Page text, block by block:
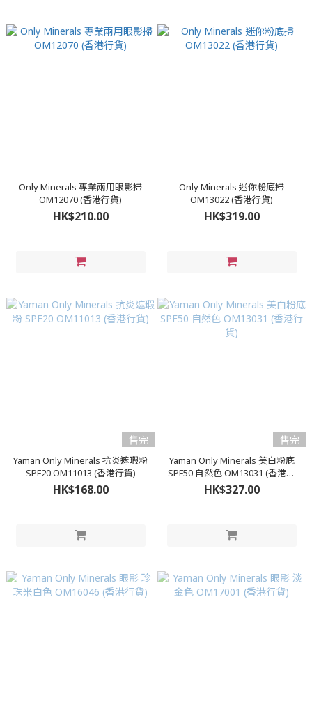
Only Minerals 專業兩用眼影掃
OM12070 (香港行貨)
HK$210.00
Only Minerals 迷你粉底掃
OM13022 (香港行貨)
HK$319.00
售完
Yaman Only Minerals 抗炎遮瑕粉
SPF20 OM11013 (香港行貨)
HK$168.00
售完
Yaman Only Minerals 美白粉底
SPF50 自然色 OM13031 (香港行
貨)
HK$327.00